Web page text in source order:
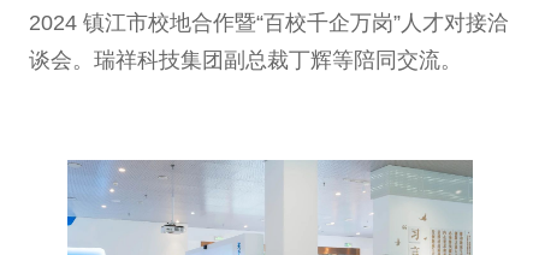
2024 镇江市校地合作暨“百校千企万岗”人才对接洽
谈会。瑞祥科技集团副总裁丁辉等陪同交流。